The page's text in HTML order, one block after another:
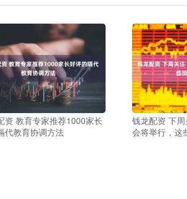
资 教育专家推荐1000家长
代教育协调方法
钱龙配资 下
会将举行，这